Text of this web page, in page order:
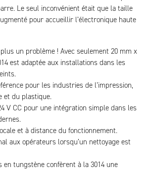
Le seul inconvénient était que la taille
pour accueillir l’électronique haute
un problème ! Avec seulement 20 mm x
est adaptée aux installations dans les
pour les industries de l’impression,
et du plastique.
V CC pour une intégration simple dans les
et à distance du fonctionnement.
aux opérateurs lorsqu’un nettoyage est
en tungstène confèrent à la 3014 une